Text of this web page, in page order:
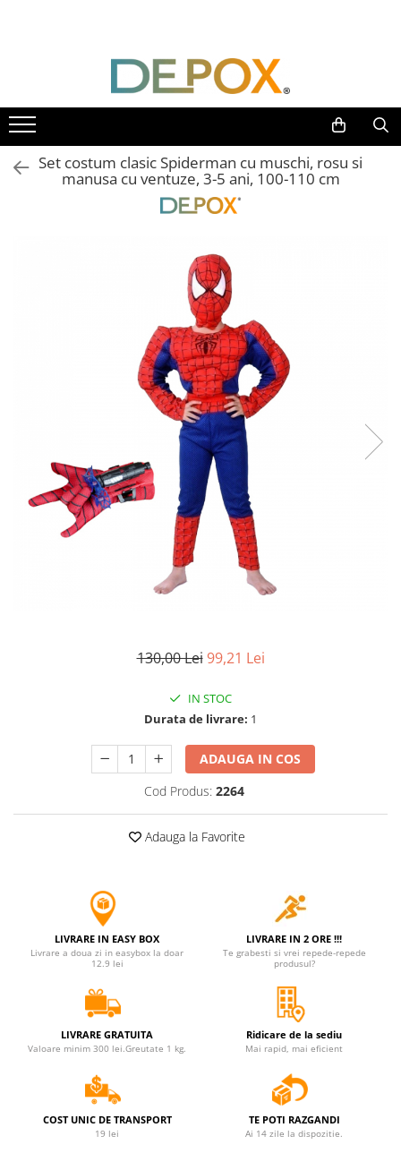
Toate Produsele
SPORT & TIMP LIBER
AUTOAPARARE
Pumnaluri si boxuri
Bastoane telescopice si nunceaguri
Seturi & accesorii autoaparare
VANATOARE, DRUMETII & CAMPING
Briceaguri fluture & antrenament
Accesorii tactice si sport
Accesori camping & drumetii
Topor camping
Seturi de cutite & accesorii
vanatoare si tactice
BINOCLURI & LUNETE
Prastii profesionale de vanatoare
ARTICOLE SUPORTERI
UNIVERSUL COPIILOR
Costume si seturi pentru copii
Accesorii costume copii
Jucarii antistres
Plusuri roblox, rainbow friend
Figurine si masinute duble
Instrumente muzicale de jucarie
Gaming, Carti & Birotica
Costume spiderman
ACCESORII & DIVERSE
Accesorii decorative
Jocuri de sah si table
Set costum clasic Spiderman cu muschi, rosu si
manusa cu ventuze, 3-5 ani, 100-110 cm
130,00 Lei 99,21 Lei
IN STOC
Durata de livrare: 1
ADAUGA IN COS
Cod Produs: 2264
Adauga la Favorite
LIVRARE IN EASY BOX
Livrare a doua zi in easybox la doar
12.9 lei
LIVRARE IN 2 ORE !!!
Te grabesti si vrei repede-repede
produsul?
LIVRARE GRATUITA
Valoare minim 300 lei.Greutate 1 kg.
Ridicare de la sediu
Mai rapid, mai eficient
COST UNIC DE TRANSPORT
19 lei
TE POTI RAZGANDI
Ai 14 zile la dispozitie.